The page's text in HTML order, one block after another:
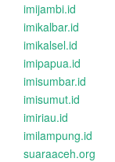
imijambi.id
imikalbar.id
imikalsel.id
imipapua.id
imisumbar.id
imisumut.id
imiriau.id
imilampung.id
suaraaceh.org